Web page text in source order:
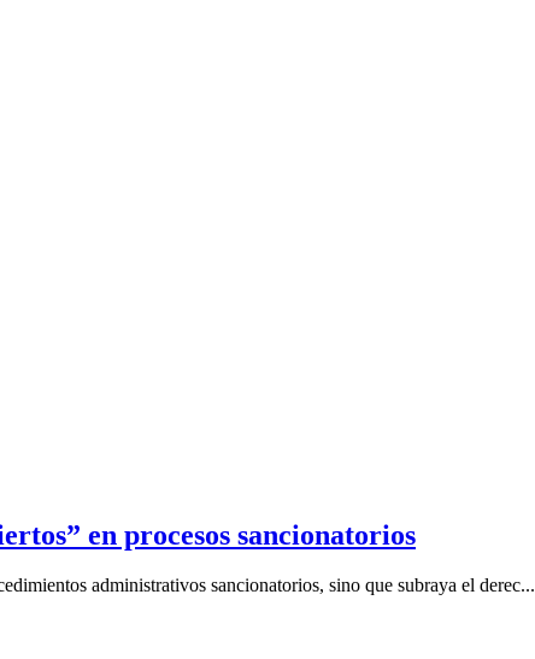
en procesos sancionatorios
administrativos sancionatorios, sino que subraya el derec...